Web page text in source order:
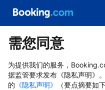
需您同意
为提供我们的服务，
据监管要求发布《隐私声明》
的 《隐私声明》 （要点摘要如